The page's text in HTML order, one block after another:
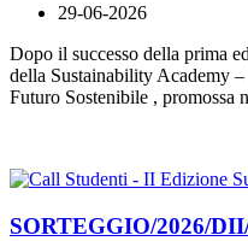
29-06-2026
Dopo il successo della prima
della Sustainability Academy
Futuro Sostenibile , promossa
SORTEGGIO/2026/